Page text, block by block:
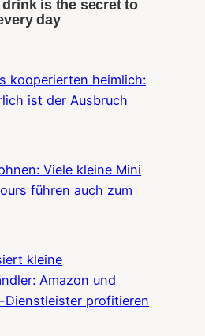
kooperierten heimlich:
ist der Ausbruch
Viele kleine Mini
führen auch zum
kleine
Amazon und
Dienstleister profitieren